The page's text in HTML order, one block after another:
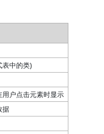
表中的类)
户点击元素时显示
据